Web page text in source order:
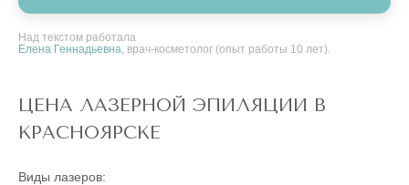
Над текстом работала
Елена Геннадьевна , врач-косметолог (опыт работы 10 лет).
ЦЕНА ЛАЗЕРНОЙ ЭПИЛЯЦИИ В
КРАСНОЯРСКЕ
Виды лазеров: